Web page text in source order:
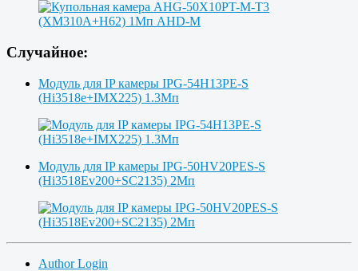
Случайное:
Модуль для IP камеры IPG-54H13PE-S
(Hi3518e+IMX225) 1.3Мп
Модуль для IP камеры IPG-50HV20PES-S
(Hi3518Ev200+SC2135) 2Мп
Author Login